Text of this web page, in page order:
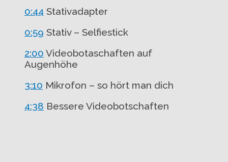
0:44 Stativadapter
0:59 Stativ – Selfiestick
2:00 Videobotaschaften auf
Augenhöhe
3:10 Mikrofon – so hört man dich
4:38 Bessere Videobotschaften